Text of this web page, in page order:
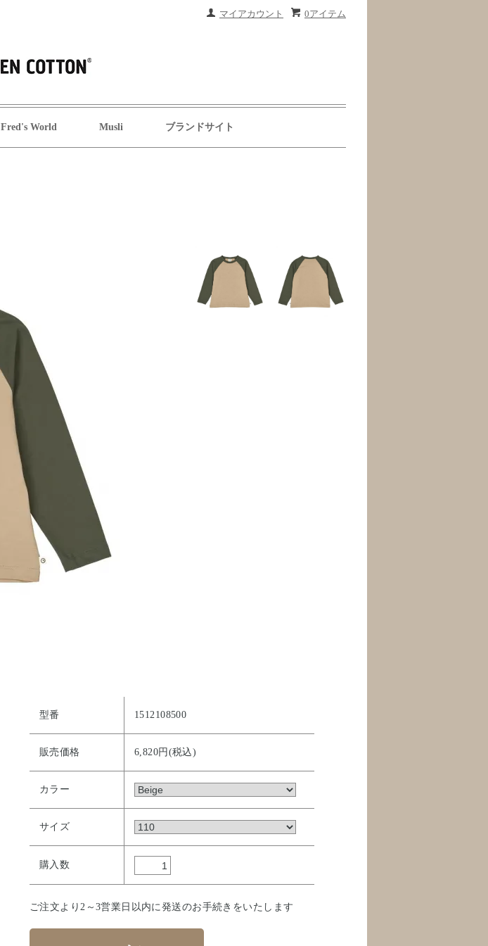
0アイテム
マイアカウント
Fred's World Musli ブランドサイト
型番 1512108500
販売価格 6,820円(税込)
カラー
サイズ
購入数
ご注文より2～3営業日以内に発送のお手続きをいたします